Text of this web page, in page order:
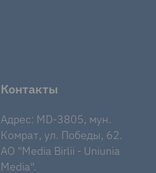
Контакты
Адрес: MD-3805, мун.
Комрат, ул. Победы, 62.
AO "Media Birlii - Uniunia
Media".